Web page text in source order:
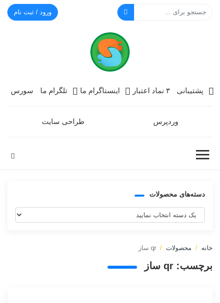
ورود / ثبت نام
پشتیبانی ۳ نماد اعتبار اینستاگرام ما تلگرام ما سورس
وردپرس طراحی سایت
دسته‌های محصولات
خانه محصولات qr ساز
برچسب: qr ساز